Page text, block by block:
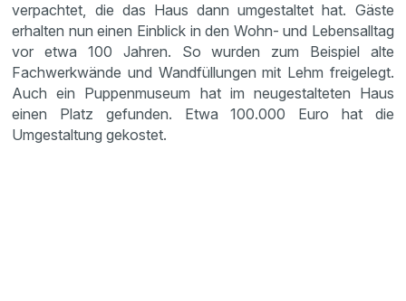
verpachtet, die das Haus dann umgestaltet hat. Gäste
erhalten nun einen Einblick in den Wohn- und Lebensalltag
vor etwa 100 Jahren. So wurden zum Beispiel alte
Fachwerkwände und Wandfüllungen mit Lehm freigelegt.
Auch ein Puppenmuseum hat im neugestalteten Haus
einen Platz gefunden. Etwa 100.000 Euro hat die
Umgestaltung gekostet.